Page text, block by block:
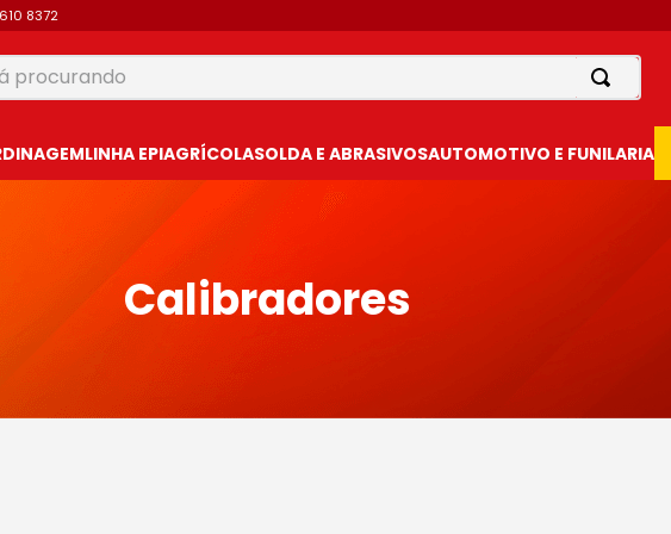
8372
LINHA EPIAGRÍCOLASOLDA E ABRASIVOSAUTOMOTIVO E FUNILARIA
Calibradores